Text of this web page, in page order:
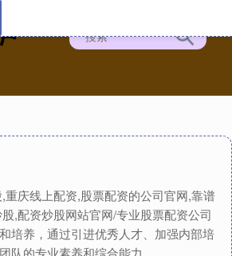
重庆线上配资,股票配资的公司官网,靠谱
,配资炒股网站官网/专业股票配资公司
培养，通过引进优秀人才、加强内部培
队的专业素养和综合能力。